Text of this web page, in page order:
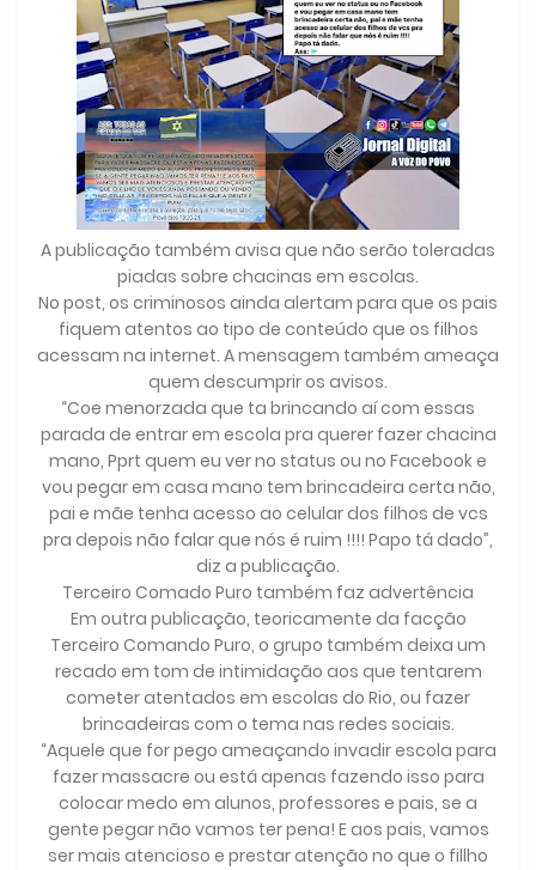
A publicação também avisa que não serão toleradas
piadas sobre chacinas em escolas.
No post, os criminosos ainda alertam para que os pais
fiquem atentos ao tipo de conteúdo que os filhos
acessam na internet. A mensagem também ameaça
quem descumprir os avisos.
“Coe menorzada que ta brincando aí com essas
parada de entrar em escola pra querer fazer chacina
mano, Pprt quem eu ver no status ou no Facebook e
vou pegar em casa mano tem brincadeira certa não,
pai e mãe tenha acesso ao celular dos filhos de vcs
pra depois não falar que nós é ruim !!!! Papo tá dado”,
diz a publicação.
Terceiro Comado Puro também faz advertência
Em outra publicação, teoricamente da facção
Terceiro Comando Puro, o grupo também deixa um
recado em tom de intimidação aos que tentarem
cometer atentados em escolas do Rio, ou fazer
brincadeiras com o tema nas redes sociais.
“Aquele que for pego ameaçando invadir escola para
fazer massacre ou está apenas fazendo isso para
colocar medo em alunos, professores e pais, se a
gente pegar não vamos ter pena! E aos pais, vamos
ser mais atencioso e prestar atenção no que o fillho